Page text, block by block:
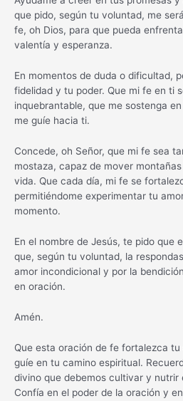
que pido, según tu voluntad, me
fe, oh Dios, para que pueda
valentía y esperanza.
En momentos de duda o dificultad,
fidelidad y tu poder. Que mi fe en ti
inquebrantable, que me sostenga
me guíe hacia ti.
Concede, oh Señor, que mi fe sea
mostaza, capaz de mover
vida. Que cada día, mi fe se
permitiéndome experimentar tu
momento.
En el nombre de Jesús, te pido que
que, según tu voluntad, la
amor incondicional y por la
en oración.
Amén.
Que esta oración de fe fortalezca
guíe en tu camino espiritual.
divino que debemos cultivar y nutrir
Confía en el poder de la oración y